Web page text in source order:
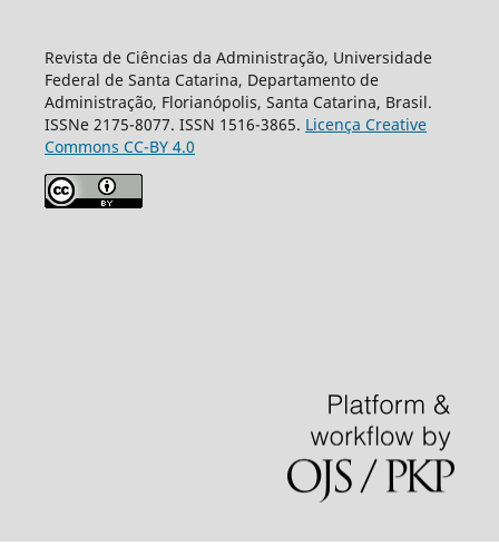
Revista de Ciências da Administração, Universidade
Federal de Santa Catarina, Departamento de
Administração, Florianópolis, Santa Catarina, Brasil.
ISSNe 2175-8077. ISSN 1516-3865. Licença Creative
Commons CC-BY 4.0